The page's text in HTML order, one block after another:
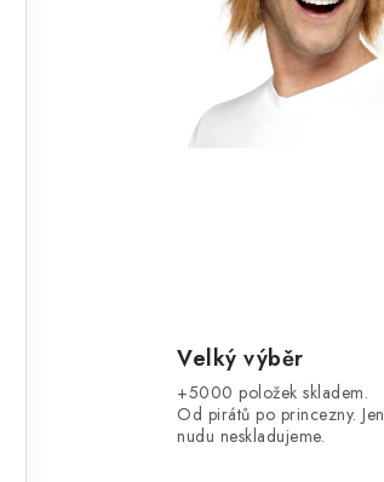
Velký výběr
+5000 položek skladem.
Od pirátů po princezny. Jen
nudu neskladujeme.